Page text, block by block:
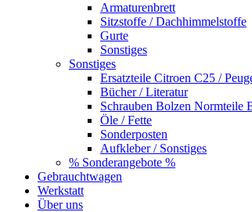
Armaturenbrett
Sitzstoffe / Dachhimmelstoffe
Gurte
Sonstiges
Sonstiges
Ersatzteile Citroen C25 /
Bücher / Literatur
Schrauben Bolzen Normteile
Öle / Fette
Sonderposten
Aufkleber / Sonstiges
% Sonderangebote %
Gebrauchtwagen
Werkstatt
Über uns